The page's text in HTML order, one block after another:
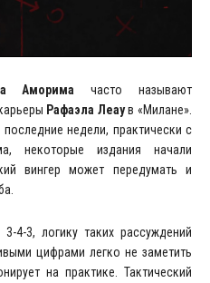
Аморима часто называют
Рафаэла Леаув «Милане».
недели, практически с
некоторые издания начали
вингер может передумать и
4-3, логику таких рассуждений
цифрами легко не заметить
на практике. Тактический